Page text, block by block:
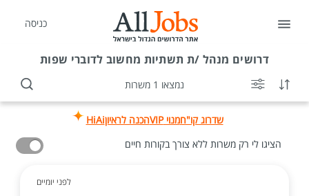
כניסה
דרושים מנהל /ת תשתיות מחשוב לדוברי שפות
נמצאו 1 משרות
שדרוג קו"חמנוי VIP הכנה לראיוןHiAi
הציגו לי רק משרות ללא צורך בקורות חיים
לפני יומיים